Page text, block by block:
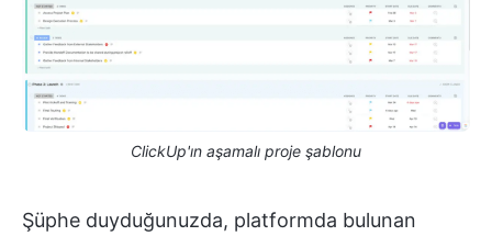
ClickUp'ın aşamalı proje şablonu
Şüphe duyduğunuzda, platformda bulunan